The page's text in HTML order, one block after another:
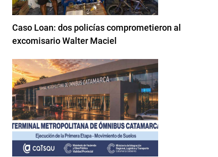
Caso Loan: dos policías comprometieron al
excomisario Walter Maciel